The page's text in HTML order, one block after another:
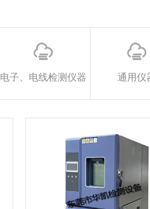
电子、电线检测仪器 通用仪